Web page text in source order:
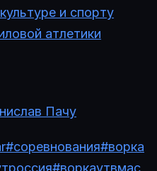
и спорту
атлетики
Пачу
#соревнования#ворка
#воркаутвмас